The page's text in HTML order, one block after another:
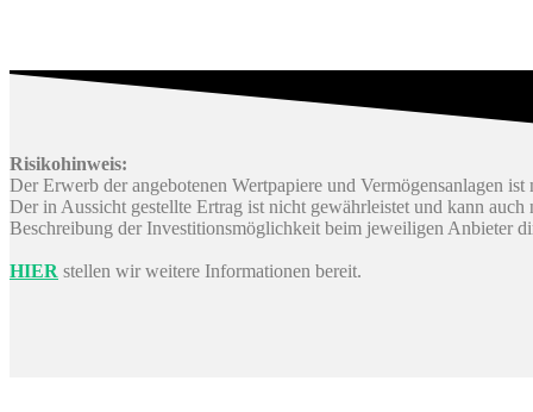
Risikohinweis:
Der Erwerb der angebotenen Wertpapiere und Vermögensanlagen
Der in Aussicht gestellte Ertrag ist nicht gewährleistet und kann
Beschreibung der Investitionsmöglichkeit beim jeweiligen Anbieter
HIER stellen wir weitere Informationen bereit.